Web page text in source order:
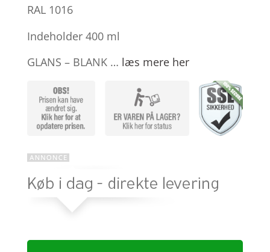
på
kundebedø
RAL 1016
Indeholder 400 ml
GLANS – BLANK … læs mere her